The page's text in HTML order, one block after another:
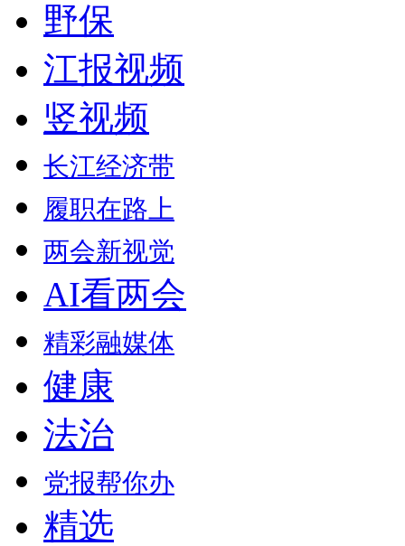
野保
江报视频
竖视频
长江经济带
履职在路上
两会新视觉
AI看两会
精彩融媒体
健康
法治
党报帮你办
精选